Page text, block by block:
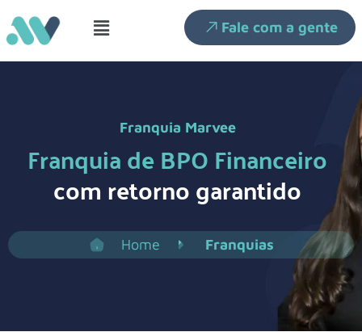
Fale com a gente
Franquia Marvee
Franquia de BPO Financeiro
com retorno garantido
Home Franquias